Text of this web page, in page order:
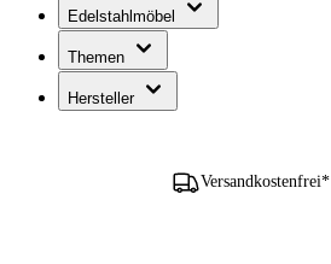
Edelstahlmöbel
Themen
Hersteller
Versandkostenfrei*